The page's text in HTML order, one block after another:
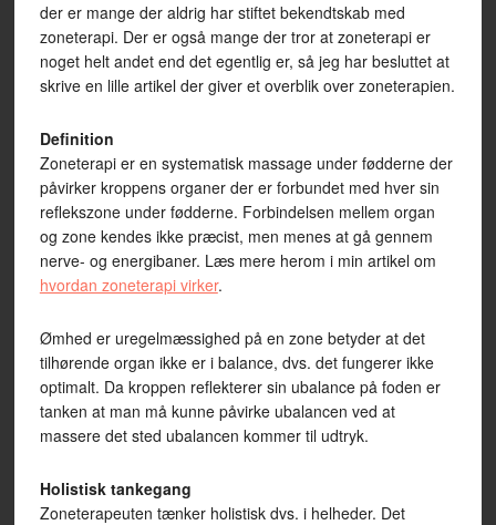
der er mange der aldrig har stiftet bekendtskab med
zoneterapi. Der er også mange der tror at zoneterapi er
noget helt andet end det egentlig er, så jeg har besluttet at
skrive en lille artikel der giver et overblik over zoneterapien.
Definition
Zoneterapi er en systematisk massage under fødderne der
påvirker kroppens organer der er forbundet med hver sin
reflekszone under fødderne. Forbindelsen mellem organ
og zone kendes ikke præcist, men menes at gå gennem
nerve- og energibaner. Læs mere herom i min artikel om
hvordan zoneterapi virker.
Ømhed er uregelmæssighed på en zone betyder at det
tilhørende organ ikke er i balance, dvs. det fungerer ikke
optimalt. Da kroppen reflekterer sin ubalance på foden er
tanken at man må kunne påvirke ubalancen ved at
massere det sted ubalancen kommer til udtryk.
Holistisk tankegang
Zoneterapeuten tænker holistisk dvs. i helheder. Det